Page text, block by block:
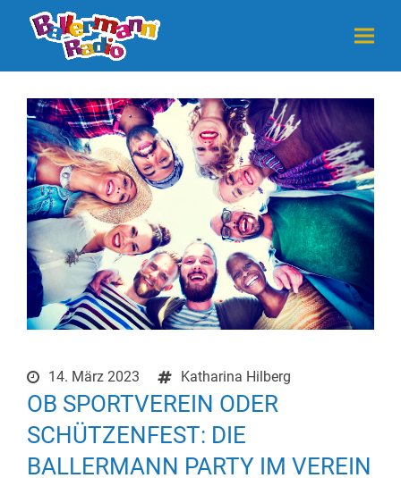
14. März 2023 Katharina Hilberg
OB SPORTVEREIN ODER
SCHÜTZENFEST: DIE
BALLERMANN PARTY IM VEREIN